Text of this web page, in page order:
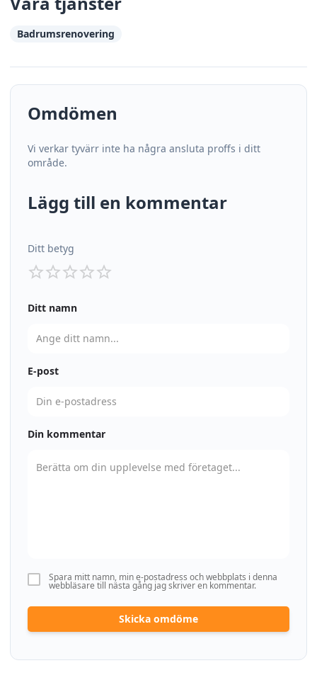
Badrumsrenovering
Omdömen
Vi verkar tyvärr inte ha några ansluta proffs i ditt
område.
Lägg till en kommentar
Ditt betyg
Ditt namn
E-post
Din kommentar
Spara mitt namn, min e-postadress och webbplats i denna
webbläsare till nästa gång jag skriver en kommentar.
Skicka omdöme